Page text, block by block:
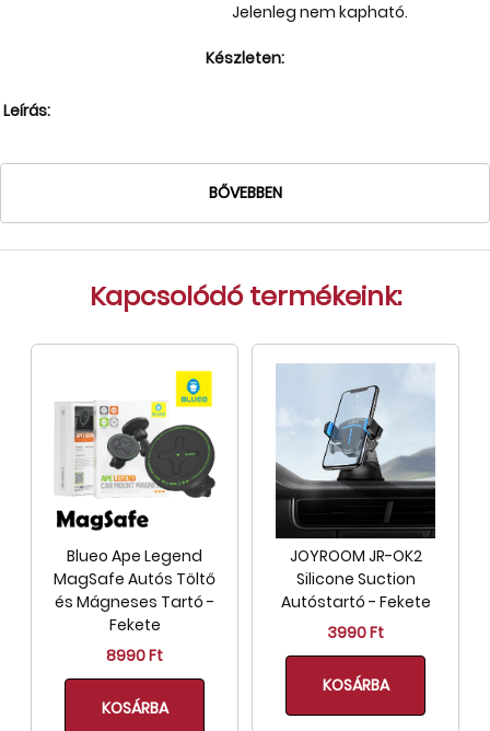
Jelenleg nem kapható.
Készleten:
Leírás:
BŐVEBBEN
Kapcsolódó termékeink:
Blueo Ape Legend
MagSafe Autós Töltő
és Mágneses Tartó -
Fekete
8990 Ft
KOSÁRBA
JOYROOM JR-OK2
Silicone Suction
Autóstartó - Fekete
3990 Ft
KOSÁRBA
Tok, kábel, töltő, tartó
Kapcsolat